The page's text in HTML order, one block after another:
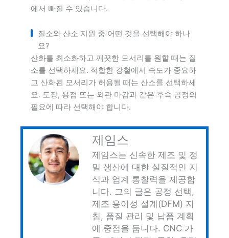
에서 빠질 수 있습니다.
질소와 산소 지원 중 어떤 것을 선택해야 하나
요?
산화를 최소화하고 깨끗한 모서리를 원할 때는 질
소를 선택하세요. 적합한 강철에서 속도가 중요하
고 산화된 모서리가 허용될 때는 산소를 선택하세
요. 도장, 용접 또는 외관 마감과 같은 후속 공정의
필요에 따라 선택해야 합니다.
제임스
제임스는 신속한 제조 및 정
밀 생산에 대한 실질적인 지
식과 업계 통찰력을 제공합
니다. 그의 글은 공정 선택,
제조 용이성 설계(DFM) 지
침, 품질 관리 및 납품 계획
에 중점을 둡니다. CNC 가